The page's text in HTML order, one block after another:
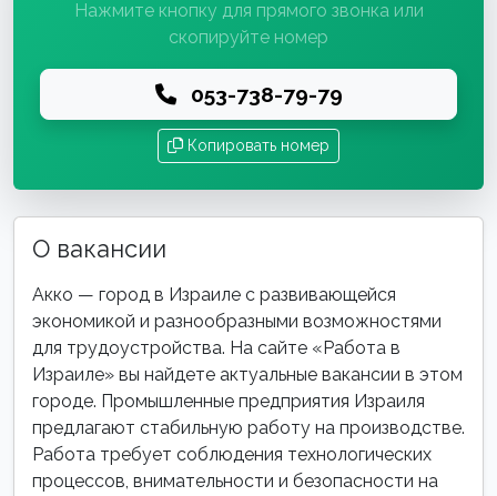
Нажмите кнопку для прямого звонка или
скопируйте номер
053-738-79-79
Копировать номер
О вакансии
Акко — город в Израиле с развивающейся
экономикой и разнообразными возможностями
для трудоустройства. На сайте «Работа в
Израиле» вы найдете актуальные вакансии в этом
городе. Промышленные предприятия Израиля
предлагают стабильную работу на производстве.
Работа требует соблюдения технологических
процессов, внимательности и безопасности на